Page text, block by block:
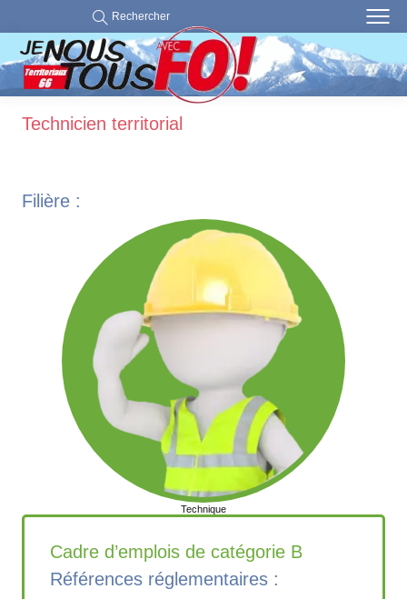
Rechercher
Technicien territorial
Filière :
Technique
Cadre d’emplois de catégorie B
Références réglementaires :